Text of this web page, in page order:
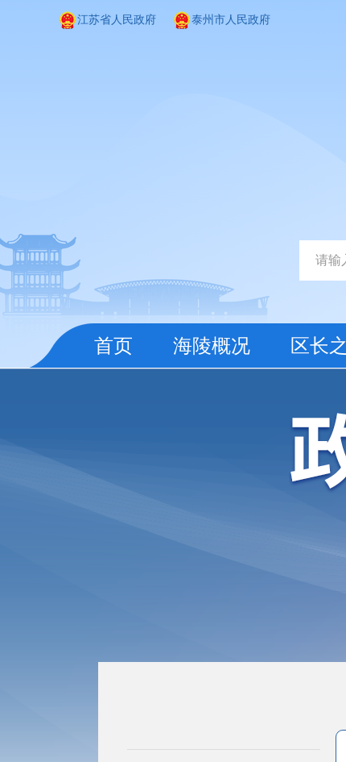
江苏省人民政府 泰州市人民政府
首页 海陵概况 区长